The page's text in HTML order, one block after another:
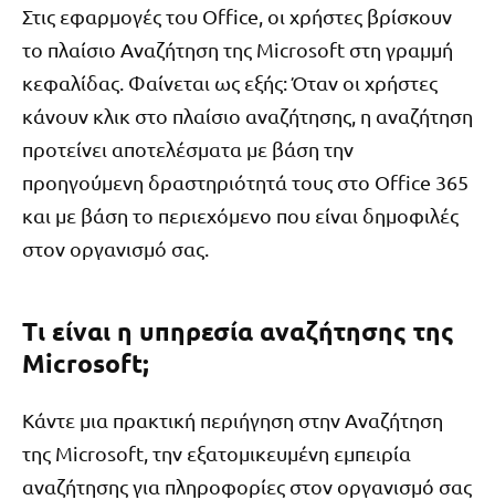
Στις εφαρμογές του Office, οι χρήστες βρίσκουν
το πλαίσιο Αναζήτηση της Microsoft στη γραμμή
κεφαλίδας. Φαίνεται ως εξής: Όταν οι χρήστες
κάνουν κλικ στο πλαίσιο αναζήτησης, η αναζήτηση
προτείνει αποτελέσματα με βάση την
προηγούμενη δραστηριότητά τους στο Office 365
και με βάση το περιεχόμενο που είναι δημοφιλές
στον οργανισμό σας.
Τι είναι η υπηρεσία αναζήτησης της
Microsoft;
Κάντε μια πρακτική περιήγηση στην Αναζήτηση
της Microsoft, την εξατομικευμένη εμπειρία
αναζήτησης για πληροφορίες στον οργανισμό σας